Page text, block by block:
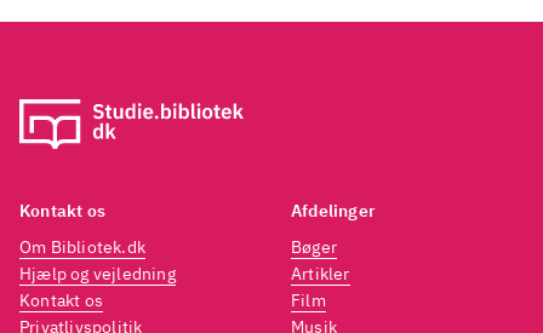
Kontakt os
Om Bibliotek.dk
Hjælp og vejledning
Kontakt os
Privatlivspolitik
Afdelinger
Bøger
Artikler
Film
Musik